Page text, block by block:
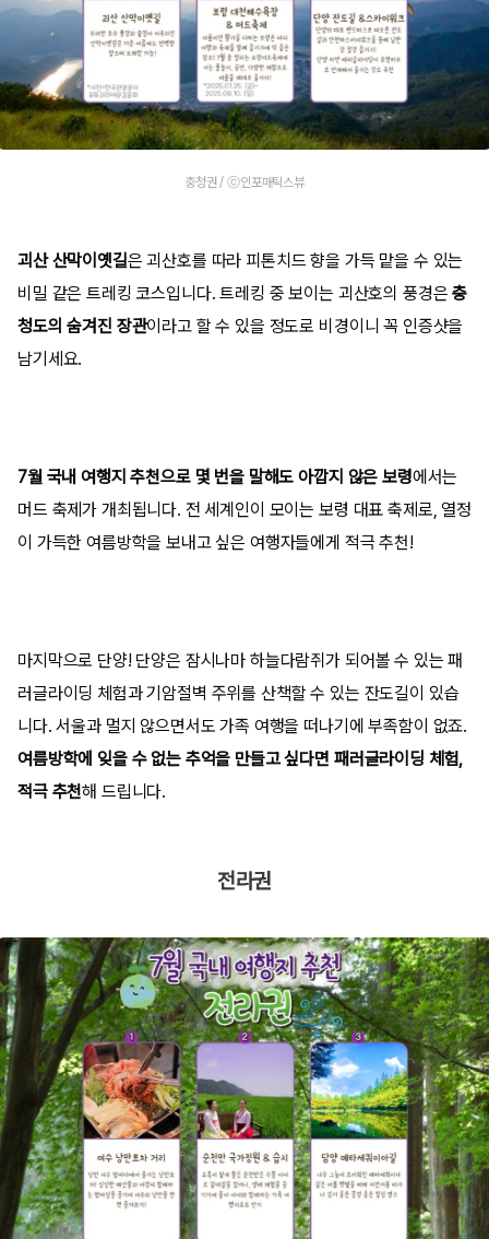
충청권 / ⓒ인포매틱스뷰
괴산 산막이옛길은 괴산호를 따라 피톤치드 향을 가득 맡을 수 있는
비밀 같은 트레킹 코스입니다. 트레킹 중 보이는 괴산호의 풍경은충
청도의 숨겨진 장관이라고 할 수 있을 정도로 비경이니 꼭 인증샷을
남기세요.
7월 국내 여행지 추천으로 몇 번을 말해도 아깝지 않은 보령에서는
머드 축제가 개최됩니다. 전 세계인이 모이는 보령 대표 축제로, 열정
이 가득한 여름방학을 보내고 싶은 여행자들에게 적극 추천!
마지막으로 단양! 단양은 잠시나마 하늘다람쥐가 되어볼 수 있는 패
러글라이딩 체험과 기암절벽 주위를 산책할 수 있는 잔도길이 있습
니다. 서울과 멀지 않으면서도 가족 여행을 떠나기에 부족함이 없죠.
여름방학에 잊을 수 없는 추억을 만들고 싶다면 패러글라이딩 체험,
적극 추천해 드립니다.
전라권